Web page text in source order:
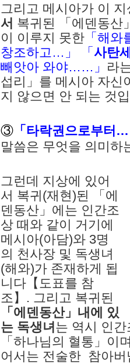
그리고 메시아가 이
서 복귀된 「에덴동산
이 이루지 못한 「해
창조하고…」
「 사탄
빼앗아 와야……」 라
섭리」를 메시아 자신
지 않으면 안 되는 것
③ 「 타락권으로부터
말씀은 무엇을 의미하
그런데 지상에 있어
서 복귀(재현)된 「에
덴동산」에는 인간조
상 때와 같이 거기에
메시아(아담)와 3명
의 천사장 및 독생녀
(해와)가 존재하게 됩
니다【도표를 참
조】. 그리고 복귀된
「 에덴동산」 내에 있
는 독생녀 는 역시 인
「하나님의 혈통」이
어서는 전술한 참아